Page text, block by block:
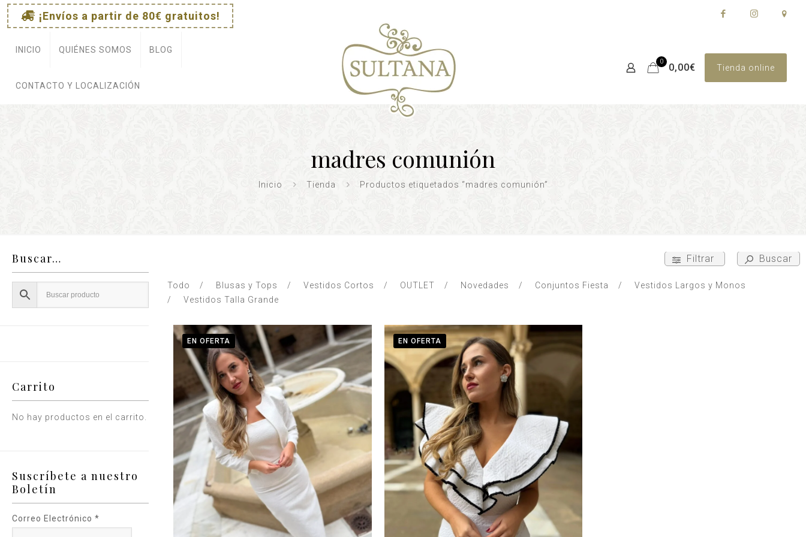
¡Envíos a partir de 80€ gratuitos!
INICIO QUIÉNES SOMOS BLOG
CONTACTO Y LOCALIZACIÓN
0
0,00€ Tienda online
madres comunión
Inicio Tienda Productos etiquetados “madres comunión”
Filtrar Buscar
Todo Blusas y Tops Vestidos Cortos OUTLET Novedades Conjuntos Fiesta
Vestidos Largos y Monos
Vestidos Talla Grande
EN OFERTA EN OFERTA
Buscar…
Carrito
No hay productos en el carrito.
Suscríbete a nuestro
Boletín
Correo Electrónico *